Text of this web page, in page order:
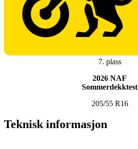
7. plass
2026 NAF
Sommerdekktest
205/55 R16
Teknisk informasjon